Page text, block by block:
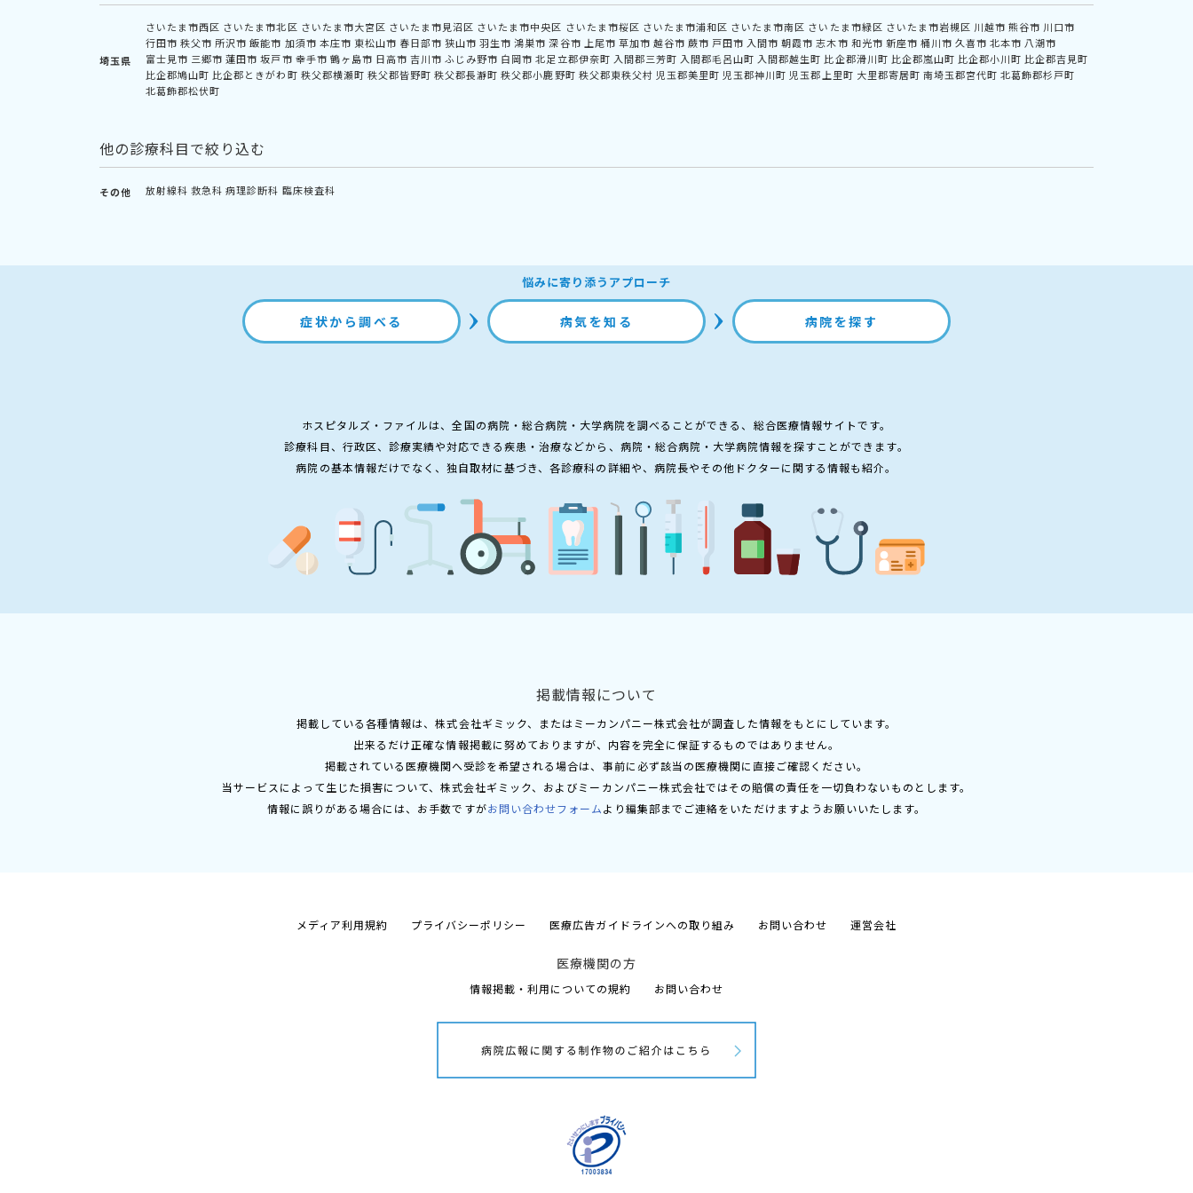
埼玉県
さいたま市西区 さいたま市北区 さいたま市大宮区 さいたま市見沼区 さいたま市中央区 さいたま市桜区 さいたま市浦和区 さいたま市南区 さいたま市緑区 さいたま市岩槻区 川越市 熊谷市 川口市
行田市 秩父市 所沢市 飯能市 加須市 本庄市 東松山市 春日部市 狭山市 羽生市 鴻巣市 深谷市 上尾市 草加市 越谷市 蕨市 戸田市 入間市 朝霞市 志木市 和光市 新座市 桶川市 久喜市 北本市 八潮市
富士見市 三郷市 蓮田市 坂戸市 幸手市 鶴ヶ島市 日高市 吉川市 ふじみ野市 白岡市 北足立郡伊奈町 入間郡三芳町 入間郡毛呂山町 入間郡越生町 比企郡滑川町 比企郡嵐山町 比企郡小川町 比企郡吉見町
比企郡鳩山町 比企郡ときがわ町 秩父郡横瀬町 秩父郡皆野町 秩父郡長瀞町 秩父郡小鹿野町 秩父郡東秩父村 児玉郡美里町 児玉郡神川町 児玉郡上里町 大里郡寄居町 南埼玉郡宮代町 北葛飾郡杉戸町
北葛飾郡松伏町
他の診療科目で絞り込む
その他 放射線科 救急科 病理診断科 臨床検査科
悩みに寄り添うアプローチ
症状から調べる 病気を知る 病院を探す
ホスピタルズ・ファイルは、全国の病院・総合病院・大学病院を調べることができる、総合医療情報サイトです。
診療科目、行政区、診療実績や対応できる疾患・治療などから、病院・総合病院・大学病院情報を探すことができます。
病院の基本情報だけでなく、独自取材に基づき、各診療科の詳細や、病院長やその他ドクターに関する情報も紹介。
掲載情報について
掲載している各種情報は、株式会社ギミック、またはミーカンパニー株式会社が調査した情報をもとにしています。
出来るだけ正確な情報掲載に努めておりますが、内容を完全に保証するものではありません。
掲載されている医療機関へ受診を希望される場合は、事前に必ず該当の医療機関に直接ご確認ください。
当サービスによって生じた損害について、株式会社ギミック、およびミーカンパニー株式会社ではその賠償の責任を一切負わないものとします。
情報に誤りがある場合には、お手数ですがお問い合わせフォームより編集部までご連絡をいただけますようお願いいたします。
メディア利用規約 プライバシーポリシー 医療広告ガイドラインへの取り組み お問い合わせ 運営会社
医療機関の方
情報掲載・利用についての規約 お問い合わせ